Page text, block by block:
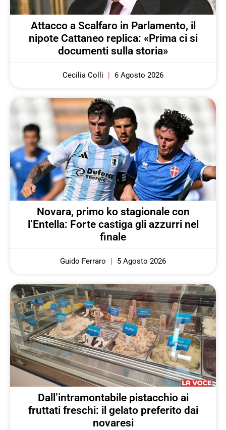
Attacco a Scalfaro in Parlamento, il
nipote Cattaneo replica: «Prima ci si
documenti sulla storia»
Cecilia Colli 6 Agosto 2026
Novara, primo ko stagionale con
l’Entella: Forte castiga gli azzurri nel
finale
Guido Ferraro 5 Agosto 2026
Dall’intramontabile pistacchio ai
fruttati freschi: il gelato preferito dai
novaresi